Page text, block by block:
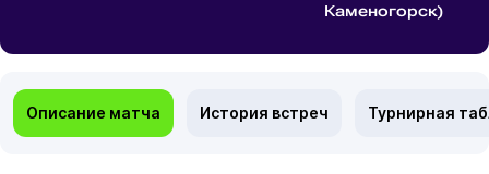
Каменогорск)
Описание матча История встреч Турнирная